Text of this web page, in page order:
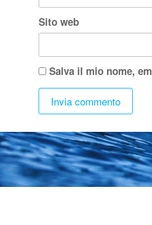
Sito web
Salva il mio nome,